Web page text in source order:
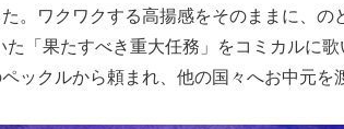
。ワクワクする高揚感をそのままに、の
た「果たすべき重大任務」をコミカルに
ックルから頼まれ、他の国々へお中元を